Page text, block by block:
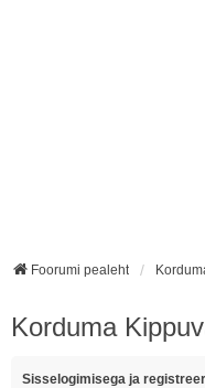
Foorumi pealeht
Korduma
Sisselogimisega ja